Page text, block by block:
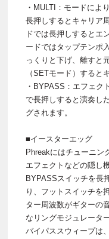
・MULTI：モードによ
長押しするとキャリア
ドでは長押しするとエ
ードではタップテンポ
っくりと下げ、離すと
（SETモード）すると
・BYPASS：エフェク
で長押しすると演奏し
グされます。
■イースターエッグ
Phreakにはチューニン
エフェクトなどの隠し
BYPASSスイッチを長
り、フットスイッチを
ター周波数がギターの
なリングモジュレータ
バイパススウィープは